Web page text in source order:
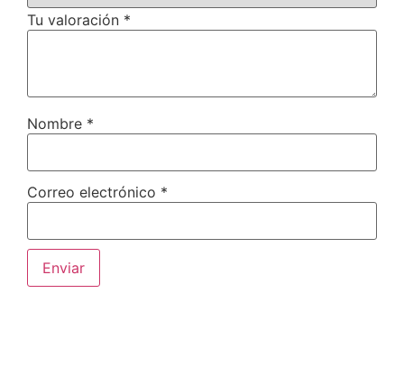
Tu valoración *
Nombre *
Correo electrónico *